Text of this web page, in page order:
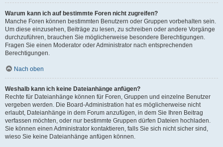
Warum kann ich auf bestimmte Foren nicht zugreifen?
Manche Foren können bestimmten Benutzern oder Gruppen vorbehalten sein.
Um diese einzusehen, Beiträge zu lesen, zu schreiben oder andere Vorgänge
durchzuführen, brauchen Sie möglicherweise besondere Berechtigungen.
Fragen Sie einen Moderator oder Administrator nach entsprechenden
Berechtigungen.
Nach oben
Weshalb kann ich keine Dateianhänge anfügen?
Rechte für Dateianhänge können für Foren, Gruppen und einzelne Benutzer
vergeben werden. Die Board-Administration hat es möglicherweise nicht
erlaubt, Dateianhänge in dem Forum anzufügen, in dem Sie Ihren Beitrag
verfassen möchten, oder nur bestimmte Gruppen dürfen Dateien hochladen.
Sie können einen Administrator kontaktieren, falls Sie sich nicht sicher sind,
wieso Sie keine Dateianhänge anfügen können.